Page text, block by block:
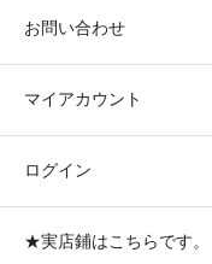
お問い合わせ
マイアカウント
ログイン
★実店鋪はこちらです。